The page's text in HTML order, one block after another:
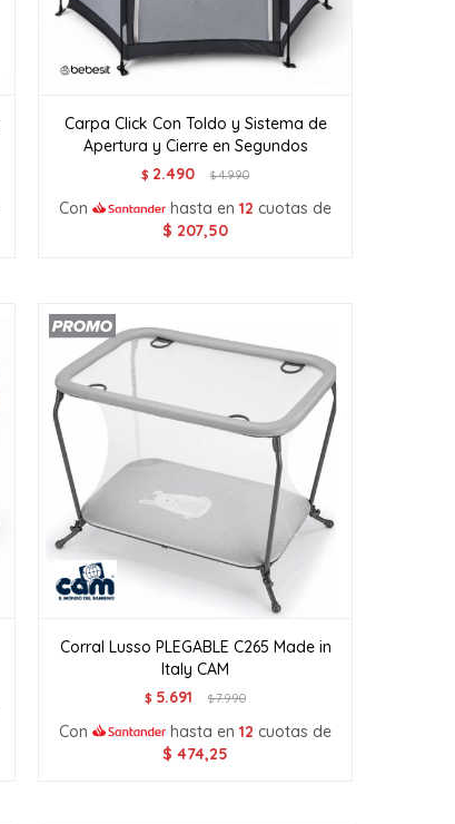
Carpa Click Con Toldo y Sistema de
Apertura y Cierre en Segundos
$ 2.490 $4.990
Con hasta en12 cuotas de
$ 207,50
Corral Lusso PLEGABLE C265 Made in
Italy CAM
$ 5.691 $7.990
Con hasta en12 cuotas de
$ 474,25